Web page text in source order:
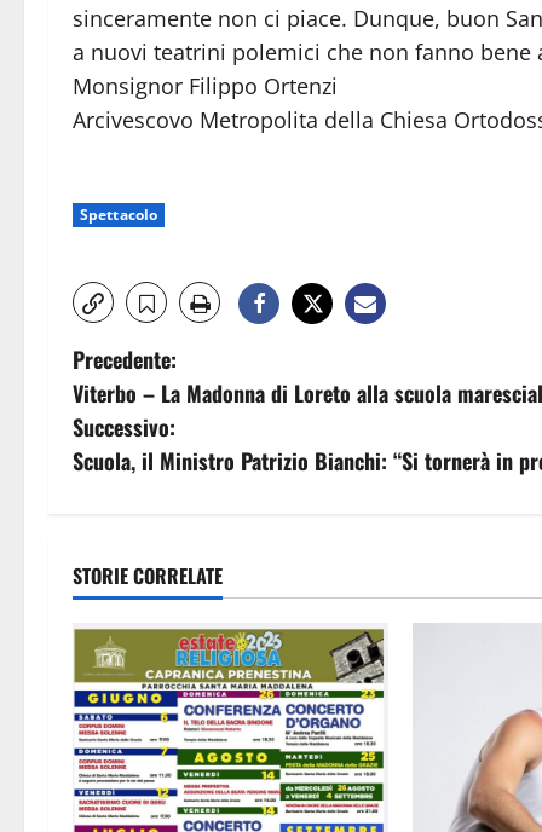
sinceramente non ci piace. Dunque, buon
a nuovi teatrini polemici che non fanno bene
Monsignor Filippo Ortenzi
Arcivescovo Metropolita della Chiesa
Spettacolo
N
a
v
g
a
z
i
o
Precedente:
Viterbo – La Madonna di Loreto alla scuola
Successivo:
Scuola, il Ministro Patrizio Bianchi: “Si tornerà in
STORIE CORRELATE